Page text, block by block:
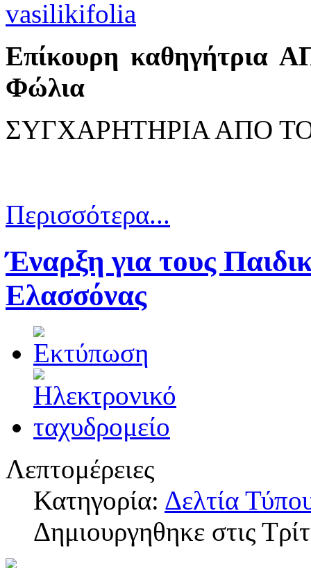
Επίκουρη καθηγήτρια
Φώλια
ΣΥΓΧΑΡΗΤΗΡΙΑ ΑΠΟ
Περισσότερα...
Έναρξη για τους
Ελασσόνας
Λεπτομέρειες
Κατηγορία: Δελτία
Δημιουργηθηκε στις